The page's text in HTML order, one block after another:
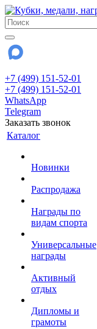
+7 (499) 151-52-01
+7 (499) 151-52-01
WhatsApp
Telegram
Заказать звонок
Каталог
Новинки
Распродажа
Награды по
видам спорта
Универсальные
награды
Активный
отдых
Дипломы и
грамоты